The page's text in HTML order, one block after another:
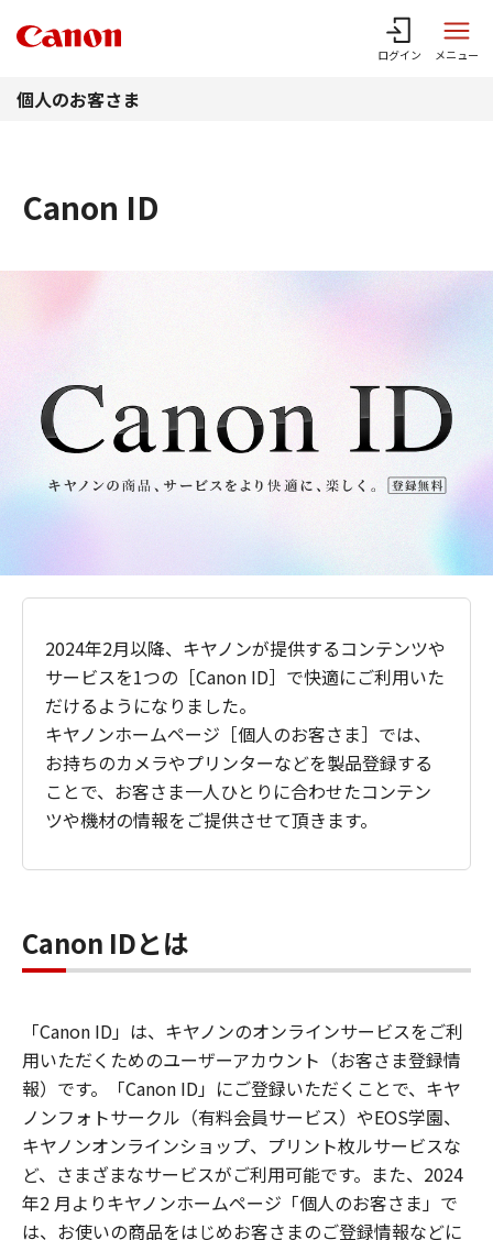
ログイン メニュー
個人のお客さま
Canon ID
2024年2月以降、キヤノンが提供するコンテンツや
サービスを1つの［Canon ID］で快適にご利用いた
だけるようになりました。
キヤノンホームページ［個人のお客さま］では、
お持ちのカメラやプリンターなどを製品登録する
ことで、お客さま一人ひとりに合わせたコンテン
ツや機材の情報をご提供させて頂きます。
Canon IDとは
「Canon ID」は、キヤノンのオンラインサービスをご利
用いただくためのユーザーアカウント（お客さま登録情
報）です。「Canon ID」にご登録いただくことで、キヤ
ノンフォトサークル（有料会員サービス）やEOS学園、
キヤノンオンラインショップ、プリント枚ルサービスな
ど、さまざまなサービスがご利用可能です。また、2024
年2 月よりキヤノンホームページ「個人のお客さま」で
は、お使いの商品をはじめお客さまのご登録情報などに